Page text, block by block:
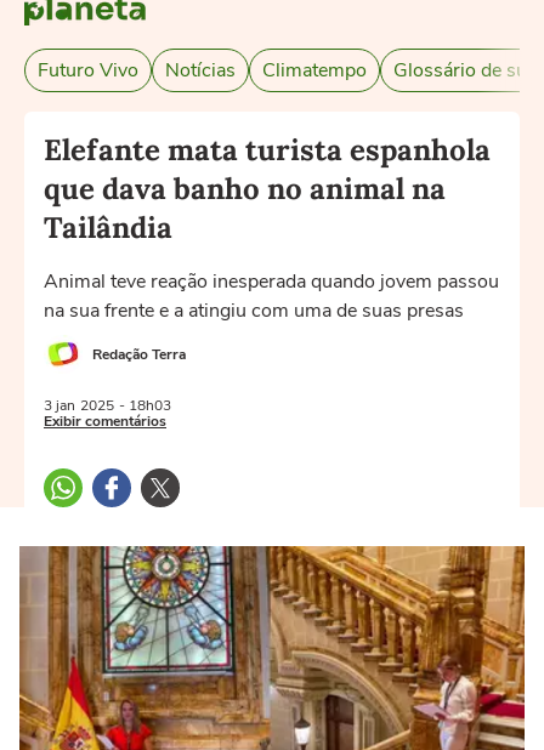
Futuro Vivo Notícias Climatempo Glossário de
Elefante mata turista espanhola
que dava banho no animal na
Tailândia
Animal teve reação inesperada quando jovem passou
na sua frente e a atingiu com uma de suas presas
Redação Terra
3 jan 2025 - 18h03
Exibir comentários